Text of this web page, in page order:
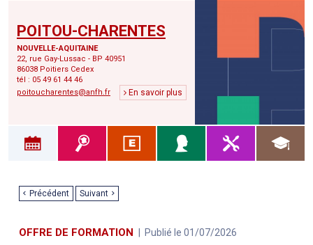
POITOU-CHARENTES
NOUVELLE-AQUITAINE
22, rue Gay-Lussac - BP 40951
86038 Poitiers Cedex
tél : 05 49 61 44 46
poitoucharentes@anfh.fr
En savoir plus
Précédent Suivant
OFFRE DE FORMATION Publié le 01/07/2026